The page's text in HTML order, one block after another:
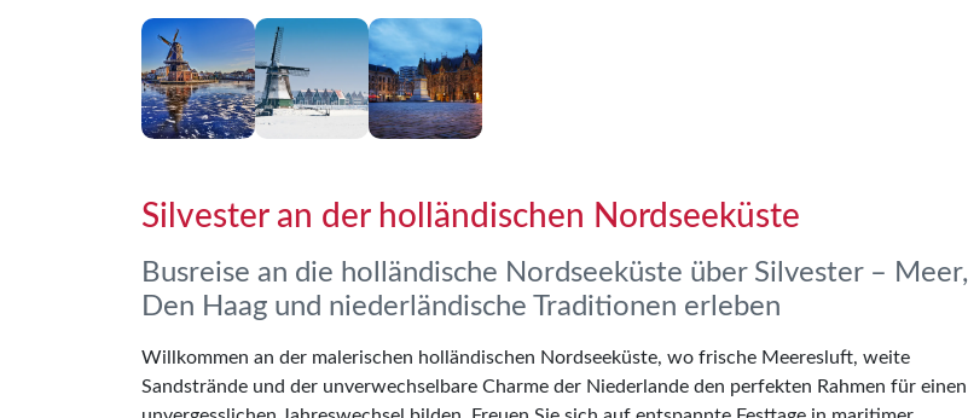
Silvester an der holländischen Nordseeküste
Busreise an die holländische Nordseeküste über Silvester – Meer,
Den Haag und niederländische Traditionen erleben
Willkommen an der malerischen holländischen Nordseeküste, wo frische Meeresluft, weite
Sandstrände und der unverwechselbare Charme der Niederlande den perfekten Rahmen für einen